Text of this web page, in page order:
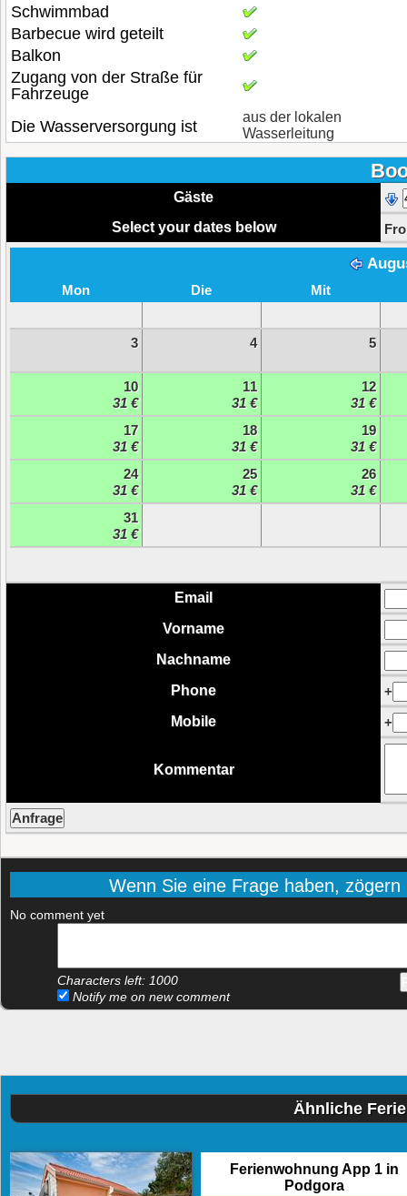
Schwimmbad
Barbecue wird geteilt
Balkon
Zugang von der Straße für
Fahrzeuge
Die Wasserversorgung ist
aus der lokalen
Wasserleitung
Gäste
Select your dates below
Mon Die Mit
3 4 5
10
31 €
11
31 €
12
31 €
17
31 €
18
31 €
19
31 €
24
31 €
25
31 €
26
31 €
31
31 €
Email
Vorname
Nachname
Phone
+
Mobile
+
Kommentar
Wenn Sie eine Frage haben,
No comment yet
Characters left: 1000
Notify me on new comment
Ähnliche
Ferienwohnung App 1 in
Podgora